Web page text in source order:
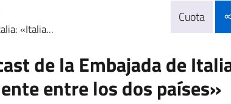
«Italia...
Cuota
de la Embajada de
entre los dos países»